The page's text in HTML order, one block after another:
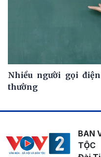
Nhiều người gọi
thường
BAN
TỘC